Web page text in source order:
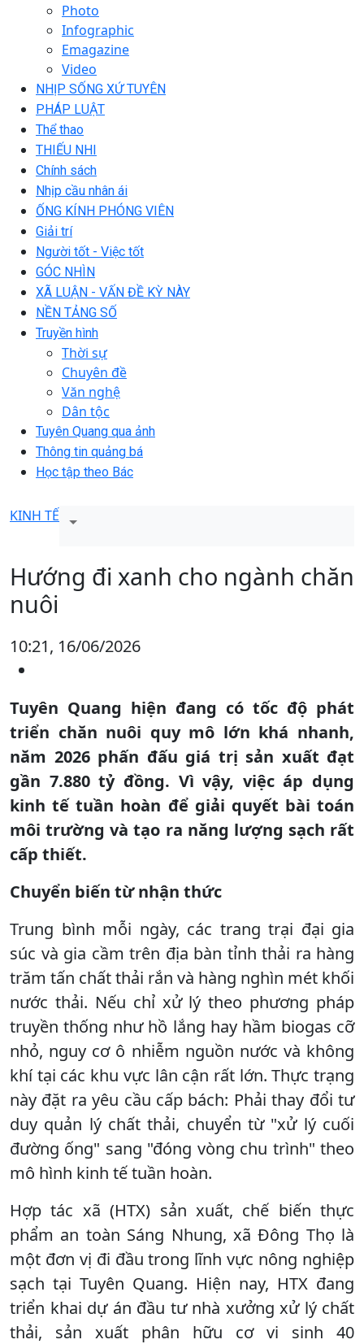
Photo
Infographic
Emagazine
Video
NHỊP SỐNG XỨ TUYÊN
PHÁP LUẬT
Thể thao
THIẾU NHI
Chính sách
Nhịp cầu nhân ái
ỐNG KÍNH PHÓNG VIÊN
Giải trí
Người tốt - Việc tốt
GÓC NHÌN
XÃ LUẬN - VẤN ĐỀ KỲ NÀY
NỀN TẢNG SỐ
Truyền hình
Thời sự
Chuyên đề
Văn nghệ
Dân tộc
Tuyên Quang qua ảnh
Thông tin quảng bá
Học tập theo Bác
KINH TẾ
Hướng đi xanh cho ngành chăn
nuôi
10:21, 16/06/2026
Tuyên Quang hiện đang có tốc độ phát
triển chăn nuôi quy mô lớn khá nhanh,
năm 2026 phấn đấu giá trị sản xuất đạt
gần 7.880 tỷ đồng. Vì vậy, việc áp dụng
kinh tế tuần hoàn để giải quyết bài toán
môi trường và tạo ra năng lượng sạch rất
cấp thiết.
Chuyển biến từ nhận thức
Trung bình mỗi ngày, các trang trại đại gia
súc và gia cầm trên địa bàn tỉnh thải ra hàng
trăm tấn chất thải rắn và hàng nghìn mét khối
nước thải. Nếu chỉ xử lý theo phương pháp
truyền thống như hồ lắng hay hầm biogas cỡ
nhỏ, nguy cơ ô nhiễm nguồn nước và không
khí tại các khu vực lân cận rất lớn. Thực trạng
này đặt ra yêu cầu cấp bách: Phải thay đổi tư
duy quản lý chất thải, chuyển từ "xử lý cuối
đường ống" sang "đóng vòng chu trình" theo
mô hình kinh tế tuần hoàn.
Hợp tác xã (HTX) sản xuất, chế biến thực
phẩm an toàn Sáng Nhung, xã Đông Thọ là
một đơn vị đi đầu trong lĩnh vực nông nghiệp
sạch tại Tuyên Quang. Hiện nay, HTX đang
triển khai dự án đầu tư nhà xưởng xử lý chất
thải, sản xuất phân hữu cơ vi sinh 40